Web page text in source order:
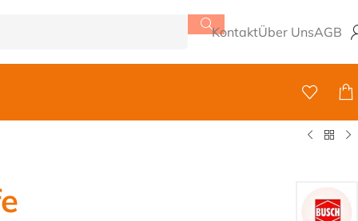
KontaktÜber UnsAGB